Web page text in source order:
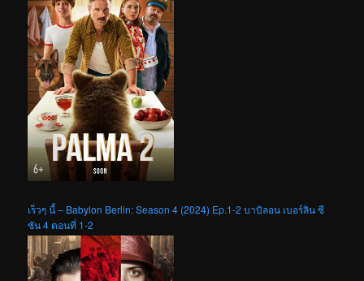
เร็วๆ นี้ – Babylon Berlin: Season 4 (2024) Ep.1-2 บาบิลอน เบอร์ลิน ซี
ซัน 4 ตอนที่ 1-2